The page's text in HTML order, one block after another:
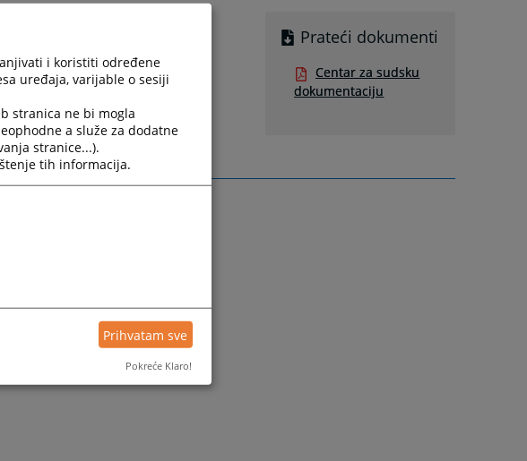
Prateći dokumenti
Centar za sudsku
dokumentaciju
i koristiti određene
uređaja, varijable o sesiji
stranica ne bi mogla
a služe za dodatne
stranice...).
tih informacija.
Prihvatam sve
Pokreće Klaro!